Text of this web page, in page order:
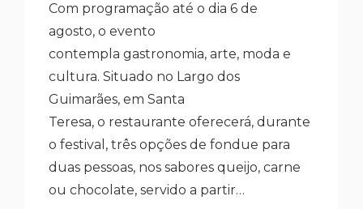
Com programação até o dia 6 de
agosto, o evento
contempla gastronomia, arte, moda e
cultura. Situado no Largo dos
Guimarães, em Santa
Teresa, o restaurante oferecerá, durante
o festival, três opções de fondue para
duas pessoas, nos sabores queijo, carne
ou chocolate, servido a partir…